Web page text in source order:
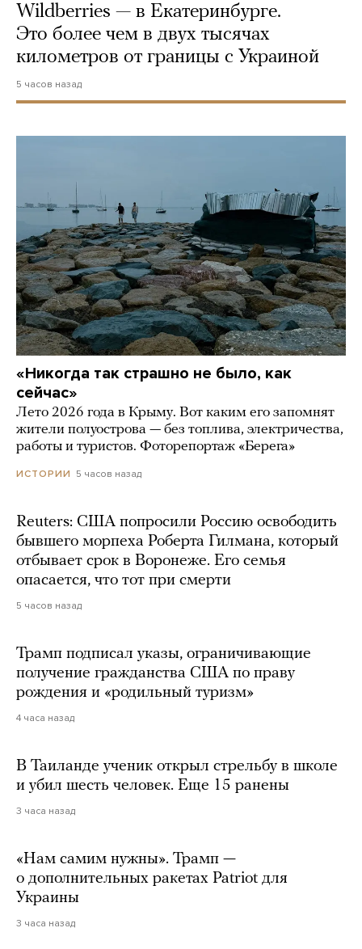
Wildberries — в Екатеринбурге.
Это более чем в двух тысячах
километров от границы с Украиной
5 часов назад
«Никогда так страшно не было, как
сейчас»
Лето 2026 года в Крыму. Вот каким его запомнят
жители полуострова — без топлива, электричества,
работы и туристов. Фоторепортаж «Берега»
ИСТОРИИ 5 часов назад
Reuters: США попросили Россию освободить
бывшего морпеха Роберта Гилмана, который
отбывает срок в Воронеже. Его семья
опасается, что тот при смерти
5 часов назад
Трамп подписал указы, ограничивающие
получение гражданства США по праву
рождения и «родильный туризм»
4 часа назад
В Таиланде ученик открыл стрельбу в школе
и убил шесть человек. Еще 15 ранены
3 часа назад
«Нам самим нужны». Трамп —
о дополнительных ракетах Patriot для
Украины
3 часа назад